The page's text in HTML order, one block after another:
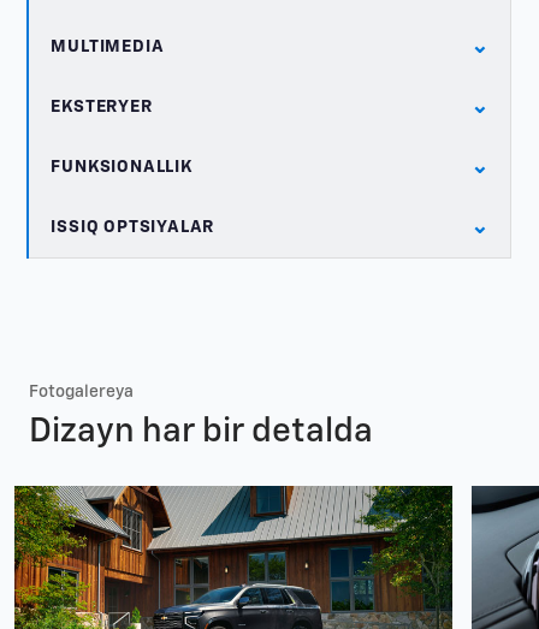
MULTIMEDIA ⌄
EKSTERYER ⌄
FUNKSIONALLIK ⌄
ISSIQ OPTSIYALAR ⌄
Fotogalereya
Dizayn har bir detalda